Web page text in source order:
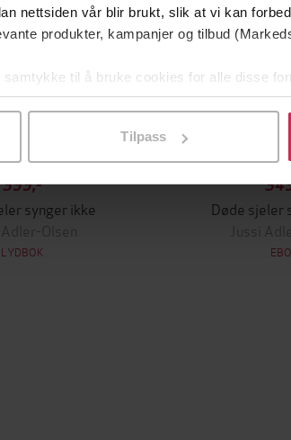
nettsiden vår blir brukt, slik at vi kan
produkter, kampanjer og tilbud
til å bruke cookies for alle disse
på «Tilpass». Du kan når som helst
Tilpass
399,-
synger ikke
Adler-Olsen
LYDBOK
Døde sjeler
Jussi